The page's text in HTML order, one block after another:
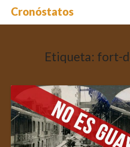
SaltarCronóstatos
Etiqueta: fort-